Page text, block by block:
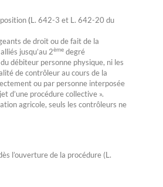
(L. 642-3 et L. 642-20 du
de droit ou de fait de la
jusqu’au 2èmedegré
débiteur personne physique, ni les
de contrôleur au cours de la
ou par personne interposée
d’une procédure collective ».
agricole, seuls les contrôleurs ne
l’ouverture de la procédure (L.